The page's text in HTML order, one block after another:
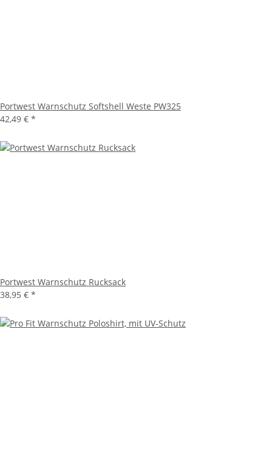
Portwest Warnschutz Softshell Weste PW325
42,49 € *
Portwest Warnschutz Rucksack
38,95 € *